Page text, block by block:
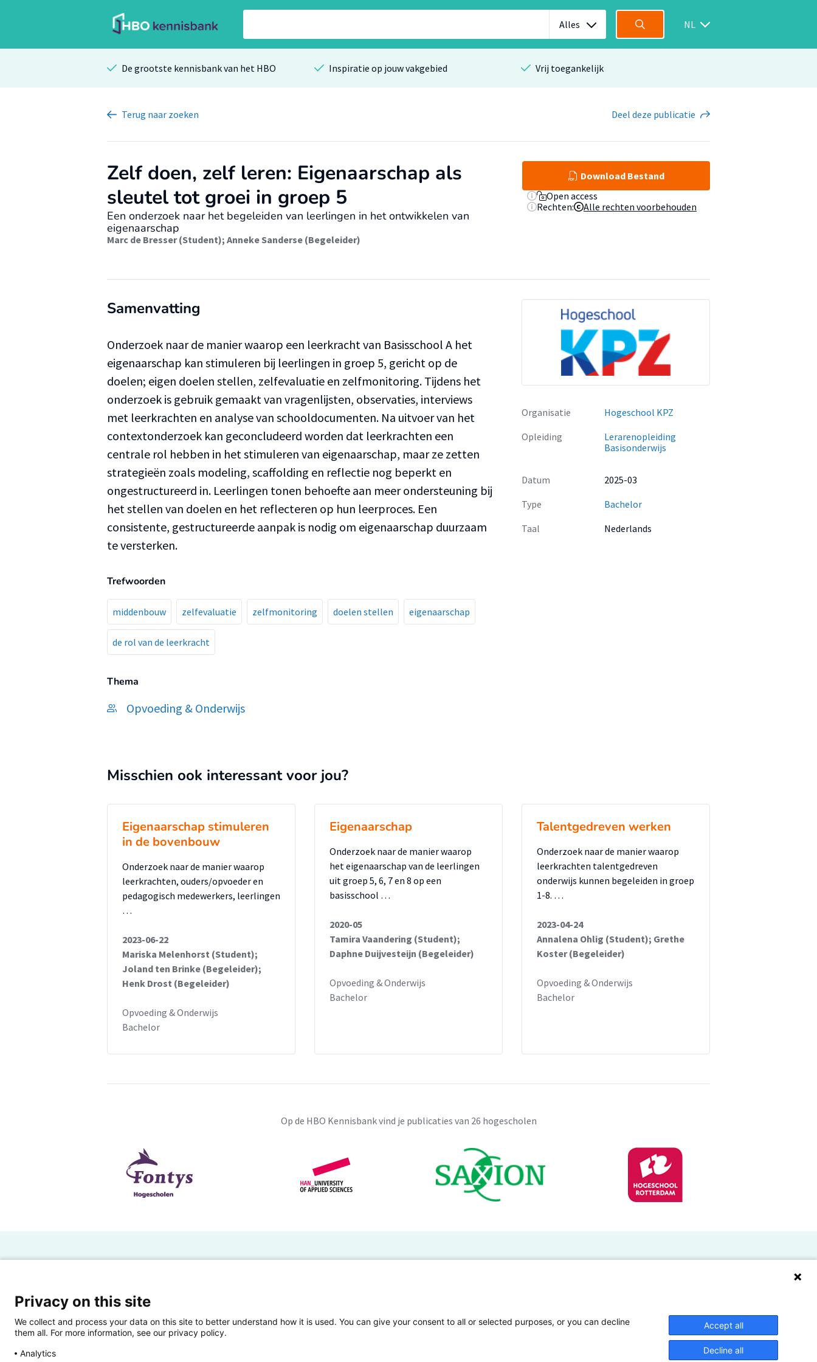
Alles NL
De grootste kennisbank van het HBO Inspiratie op jouw vakgebied Vrij toegankelijk
Terug naar zoeken Deel deze publicatie
Zelf doen, zelf leren: Eigenaarschap als
sleutel tot groei in groep 5
Een onderzoek naar het begeleiden van leerlingen in het ontwikkelen van
eigenaarschap
Marc de Bresser (Student); Anneke Sanderse (Begeleider)
Download Bestand
Open access
Rechten:
Alle rechten voorbehouden
Samenvatting
Onderzoek naar de manier waarop een leerkracht van Basisschool A het
eigenaarschap kan stimuleren bij leerlingen in groep 5, gericht op de
doelen; eigen doelen stellen, zelfevaluatie en zelfmonitoring. Tijdens het
onderzoek is gebruik gemaakt van vragenlijsten, observaties, interviews
met leerkrachten en analyse van schooldocumenten. Na uitvoer van het
contextonderzoek kan geconcludeerd worden dat leerkrachten een
centrale rol hebben in het stimuleren van eigenaarschap, maar ze zetten
strategieën zoals modeling, scaffolding en reflectie nog beperkt en
ongestructureerd in. Leerlingen tonen behoefte aan meer ondersteuning bij
het stellen van doelen en het reflecteren op hun leerproces. Een
consistente, gestructureerde aanpak is nodig om eigenaarschap duurzaam
te versterken.
Trefwoorden
middenbouw zelfevaluatie zelfmonitoring doelen stellen eigenaarschap
de rol van de leerkracht
Thema
Opvoeding & Onderwijs
Organisatie
Hogeschool KPZ
Opleiding
Lerarenopleiding
Basisonderwijs
Datum
2025-03
Type
Bachelor
Taal
Nederlands
Misschien ook interessant voor jou?
Eigenaarschap stimuleren
in de bovenbouw
Onderzoek naar de manier waarop
leerkrachten, ouders/opvoeder en
pedagogisch medewerkers, leerlingen
…
2023-06-22
Mariska Melenhorst (Student);
Joland ten Brinke (Begeleider);
Henk Drost (Begeleider)
Opvoeding & Onderwijs
Bachelor
Eigenaarschap
Onderzoek naar de manier waarop
het eigenaarschap van de leerlingen
uit groep 5, 6, 7 en 8 op een
basisschool …
2020-05
Tamira Vaandering (Student);
Daphne Duijvesteijn (Begeleider)
Opvoeding & Onderwijs
Bachelor
Talentgedreven werken
Onderzoek naar de manier waarop
leerkrachten talentgedreven
onderwijs kunnen begeleiden in groep
1-8. …
2023-04-24
Annalena Ohlig (Student); Grethe
Koster (Begeleider)
Opvoeding & Onderwijs
Bachelor
Op de HBO Kennisbank vind je publicaties van 26 hogescholen
Powered by SURF
Eigen onderzoek publiceren
Veelgestelde vragen
Lectoren en onderzoekers
Privacy on this site
We collect and process your data on this site to better understand how it is used. You can give your consent to all or selected purposes, or you can decline
them all. For more information, see our privacy policy.
Analytics
Accept all
Decline all